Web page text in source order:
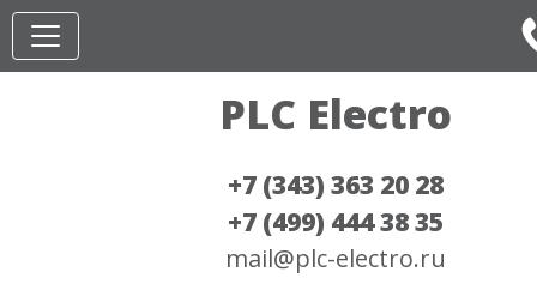
PLC Electro
+7 (343) 363 20 28
+7 (499) 444 38 35
mail@plc-electro.ru